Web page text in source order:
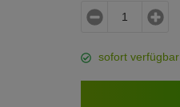
sofort verfügbar